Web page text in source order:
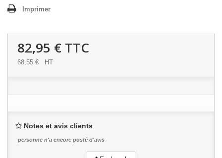
Imprimer
82,95 € TTC
68,55 € HT
Notes et avis clients
personne n'a encore posté d'avis